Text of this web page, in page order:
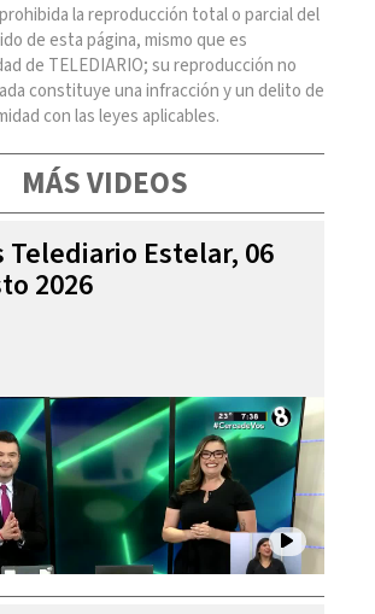
la reproducción total o parcial del
de esta página, mismo que es
de TELEDIARIO; su reproducción no
constituye una infracción y un delito de
con las leyes aplicables.
MÁS VIDEOS
Telediario Estelar, 06
2026